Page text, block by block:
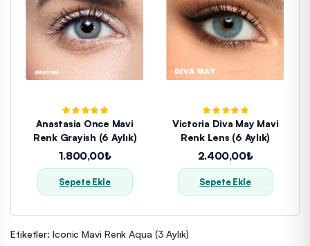
Anastasia Once Mavi
Renk Grayish (6 Aylık)
1.800,00₺
Sepete Ekle
Victoria Diva May Mavi
Renk Lens (6 Aylık)
2.400,00₺
Sepete Ekle
Etiketler: Iconic Mavi Renk Aqua (3 Aylık)